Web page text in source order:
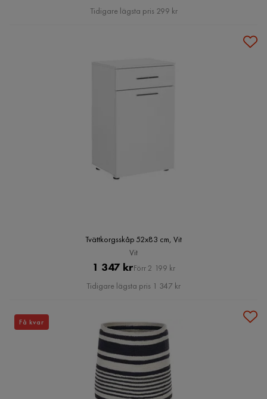
Pris
Tidigare lägsta pris 299 kr
Tvättkorgsskåp 52x83 cm, Vit
Vit
Pris
1 347 krOriginal
Pris
Förr 2 199 kr
Tidigare lägsta pris 1 347 kr
Få kvar